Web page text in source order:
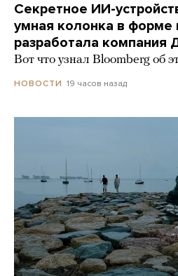
Секретное ИИ-
умная колонка в форме
разработала компания
Вот что узнал Bloomberg об
НОВОСТИ 19 часов назад